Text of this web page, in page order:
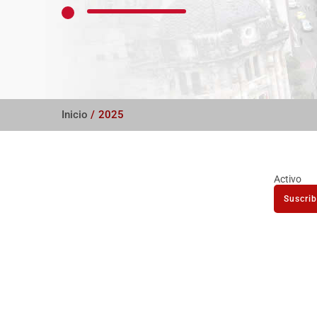
Inicio / 2025
Activo